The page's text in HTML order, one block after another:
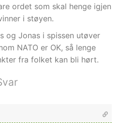
ordet som skal henge igjen
i støyen.
og Jonas i spissen utøver
NATO er OK, så lenge
fra folket kan bli hørt.